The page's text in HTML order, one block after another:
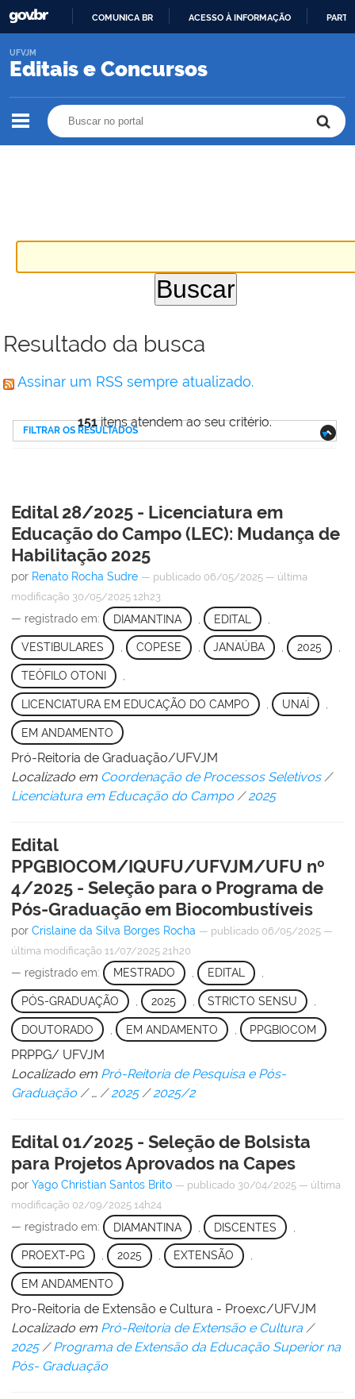
O
COMUNICA BR ACESSO À INFORMAÇÃO
Editais e Concursos
UFVJM
Resultado da busca
Assinar um RSS sempre atualizado.
151itens atendem ao seu critério.
FILTRAR OS RESULTADOS
Edital 28/2025 - Licenciatura em
Educação do Campo (LEC): Mudança de
Habilitação 2025
por Renato Rocha Sudre — publicado 06/05/2025 — última
modificação 30/05/2025 12h23
— registrado em: DIAMANTINA EDITAL
VESTIBULARES , COPESE , JANAÚBA , 2025 ,
TEÓFILO OTONI
LICENCIATURA EM EDUCAÇÃO DO CAMPO UNAÍ
EM ANDAMENTO
Pró-Reitoria de Graduação/UFVJM
Localizado em Coordenação de Processos Seletivos /
Licenciatura em Educação do Campo /2025
Edital
PPGBIOCOM/IQUFU/UFVJM/UFU nº
4/2025 - Seleção para o Programa de
Pós-Graduação em Biocombustíveis
por Crislaine da Silva Borges Rocha — publicado 06/05/2025 —
última modificação 11/07/2025 21h20
— registrado em: MESTRADO , EDITAL ,
PÓS-GRADUAÇÃO 2025 STRICTO SENSU
DOUTORADO EM ANDAMENTO PPGBIOCOM
PRPPG/ UFVJM
Localizado em Pró-Reitoria de Pesquisa e Pós-
Graduação /… /2025 /2025/2
Edital 01/2025 - Seleção de Bolsista
para Projetos Aprovados na Capes
por Yago Christian Santos Brito — publicado 30/04/2025 — última
modificação 02/09/2025 14h24
— registrado em: DIAMANTINA DISCENTES
PROEXT-PG , 2025 , EXTENSÃO ,
EM ANDAMENTO
Pro-Reitoria de Extensão e Cultura - Proexc/UFVJM
Localizado em Pró-Reitoria de Extensão e Cultura /
2025 /Programa de Extensão da Educação Superior na
Pós- Graduação